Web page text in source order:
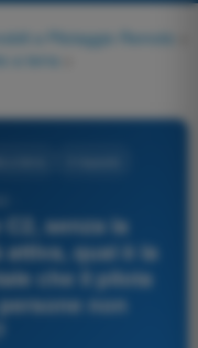
a Pilotaggio Remoto
a terra
senza la
qual è la
che il pilota
non